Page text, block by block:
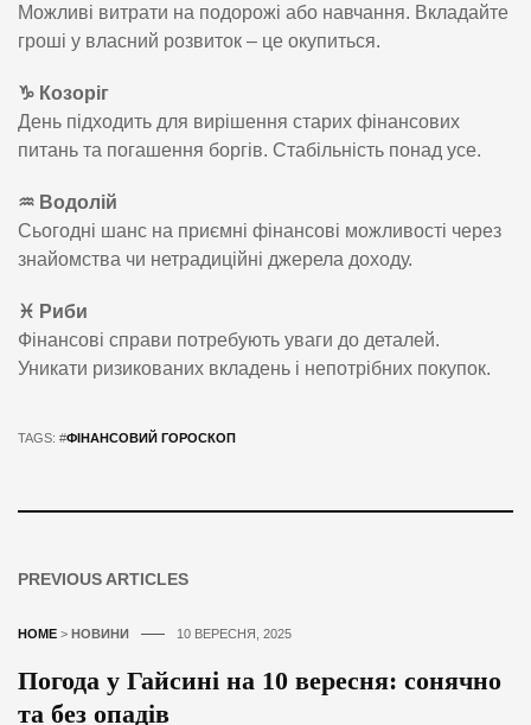
Можливі витрати на подорожі або навчання. Вкладайте
гроші у власний розвиток – це окупиться.
♑ Козоріг
День підходить для вирішення старих фінансових
питань та погашення боргів. Стабільність понад усе.
♒ Водолій
Сьогодні шанс на приємні фінансові можливості через
знайомства чи нетрадиційні джерела доходу.
♓ Риби
Фінансові справи потребують уваги до деталей.
Уникати ризикованих вкладень і непотрібних покупок.
TAGS: #ФІНАНСОВИЙ ГОРОСКОП
PREVIOUS ARTICLES
HOME > НОВИНИ 10 ВЕРЕСНЯ, 2025
Погода у Гайсині на 10 вересня: сонячно
та без опадів